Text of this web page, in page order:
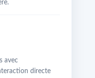
avec
directe